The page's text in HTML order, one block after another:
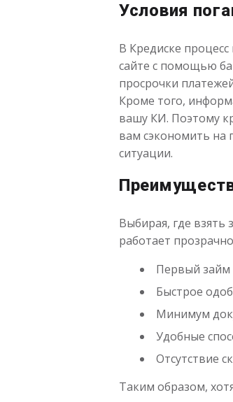
Условия
В Кредиске
сайте с помощью
просрочки
Кроме того,
вашу КИ. Поэтому
вам сэкономить на
ситуации.
Выбирая, где
работает
Первый займ
Быстрое
Минимум
Удобные
Отсутствие
Таким образом,